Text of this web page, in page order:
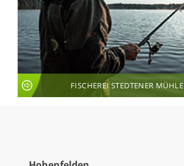
FISCHEREI STEDTENER MÜHLE